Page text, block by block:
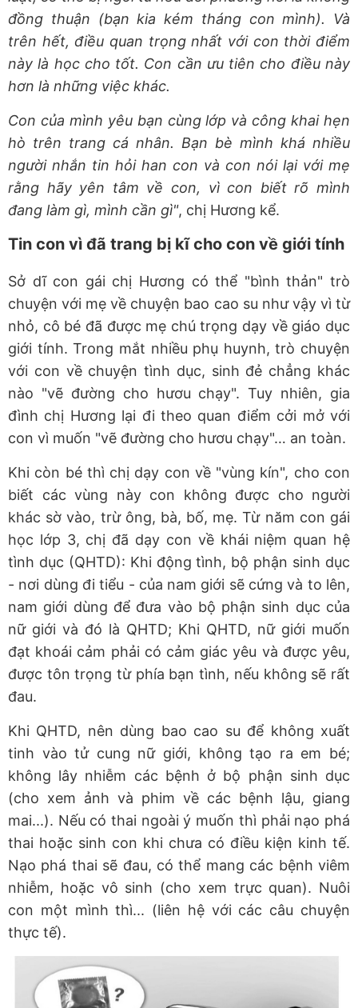
đồng thuận (bạn kia kém tháng con mình). Và
trên hết, điều quan trọng nhất với con thời điểm
này là học cho tốt. Con cần ưu tiên cho điều này
hơn là những việc khác.
Con của mình yêu bạn cùng lớp và công khai hẹn
hò trên trang cá nhân. Bạn bè mình khá nhiều
người nhắn tin hỏi han con và con nói lại với mẹ
rằng hãy yên tâm về con, vì con biết rõ mình
đang làm gì, mình cần gì", chị Hương kể.
Tin con vì đã trang bị kĩ cho con về giới tính
Sở dĩ con gái chị Hương có thể "bình thản" trò
chuyện với mẹ về chuyện bao cao su như vậy vì từ
nhỏ, cô bé đã được mẹ chú trọng dạy về giáo dục
giới tính. Trong mắt nhiều phụ huynh, trò chuyện
với con về chuyện tình dục, sinh đẻ chẳng khác
nào "vẽ đường cho hươu chạy". Tuy nhiên, gia
đình chị Hương lại đi theo quan điểm cởi mở với
con vì muốn "vẽ đường cho hươu chạy"… an toàn.
Khi còn bé thì chị dạy con về "vùng kín", cho con
biết các vùng này con không được cho người
khác sờ vào, trừ ông, bà, bố, mẹ. Từ năm con gái
học lớp 3, chị đã dạy con về khái niệm quan hệ
tình dục (QHTD): Khi động tình, bộ phận sinh dục
- nơi dùng đi tiểu - của nam giới sẽ cứng và to lên,
nam giới dùng để đưa vào bộ phận sinh dục của
nữ giới và đó là QHTD; Khi QHTD, nữ giới muốn
đạt khoái cảm phải có cảm giác yêu và được yêu,
được tôn trọng từ phía bạn tình, nếu không sẽ rất
đau.
Khi QHTD, nên dùng bao cao su để không xuất
tinh vào tử cung nữ giới, không tạo ra em bé;
không lây nhiễm các bệnh ở bộ phận sinh dục
(cho xem ảnh và phim về các bệnh lậu, giang
mai...). Nếu có thai ngoài ý muốn thì phải nạo phá
thai hoặc sinh con khi chưa có điều kiện kinh tế.
Nạo phá thai sẽ đau, có thể mang các bệnh viêm
nhiễm, hoặc vô sinh (cho xem trực quan). Nuôi
con một mình thì... (liên hệ với các câu chuyện
thực tế).